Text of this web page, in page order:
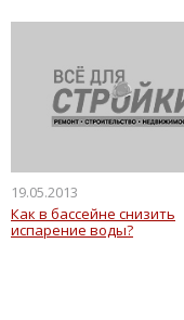
19.05.2013
Как в бассейне снизить
испарение воды?